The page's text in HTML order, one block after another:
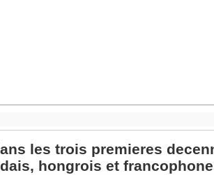
les trois premieres
hongrois et